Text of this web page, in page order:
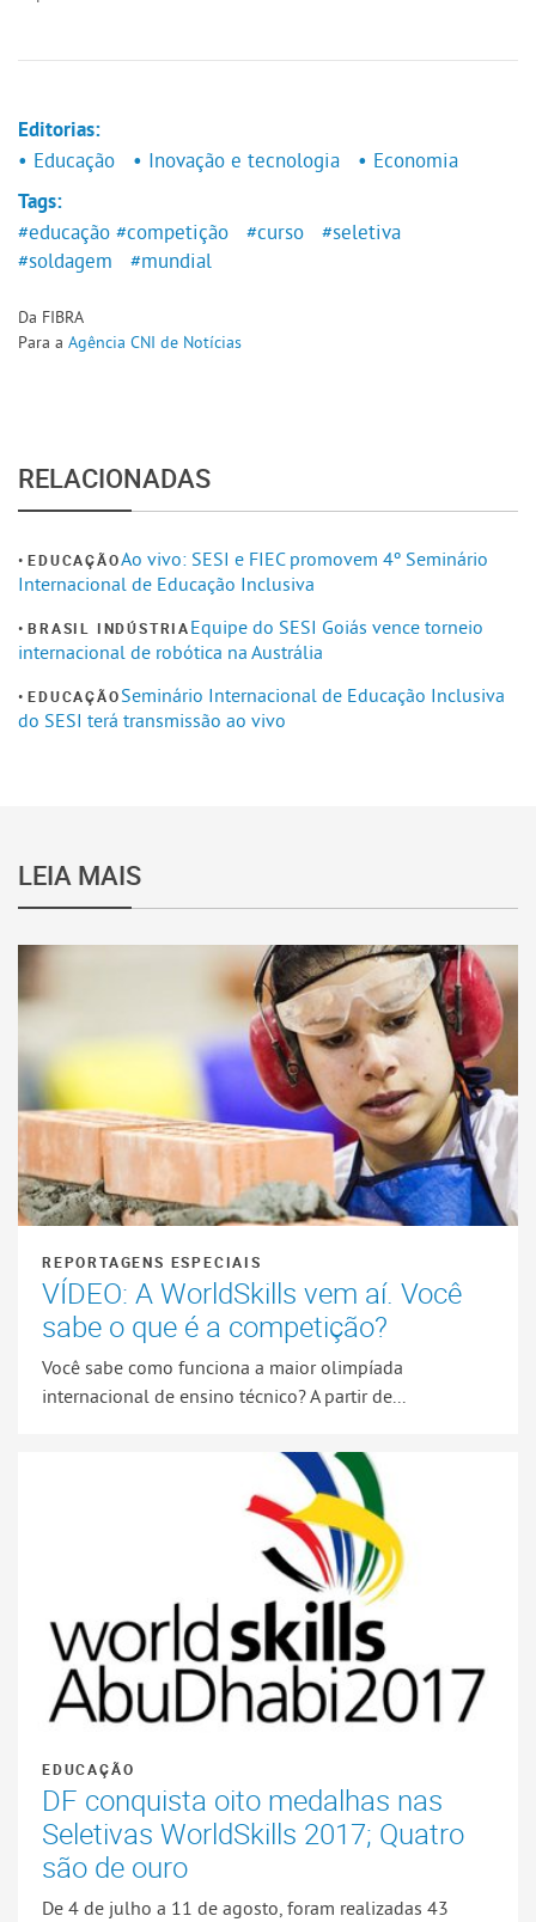
Editorias:
• Educação
• Inovação e tecnologia
• Economia
Tags:
#educação #competição #curso
#seletiva
#soldagem
#mundial
Da FIBRA
Para a Agência CNI de Notícias
RELACIONADAS
EDUCAÇÃOAo vivo: SESI e FIEC promovem 4º Seminário
Internacional de Educação Inclusiva
BRASIL INDÚSTRIAEquipe do SESI Goiás vence torneio
internacional de robótica na Austrália
EDUCAÇÃOSeminário Internacional de Educação Inclusiva
do SESI terá transmissão ao vivo
LEIA MAIS
REPORTAGENS ESPECIAIS
VÍDEO: A WorldSkills vem aí. Você
sabe o que é a competição?
Você sabe como funciona a maior olimpíada
internacional de ensino técnico? A partir de...
EDUCAÇÃO
DF conquista oito medalhas nas
Seletivas WorldSkills 2017; Quatro
são de ouro
De 4 de julho a 11 de agosto, foram realizadas 43